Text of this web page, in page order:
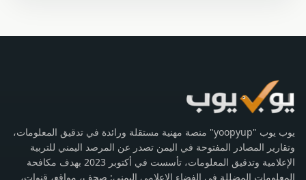
يوب يوب "yoopyup" منصة مهنية مستقلة ورائدة في تدقيق المعلومات،
وتقارير المصادر المفتوحة في اليمن تصدر عن المرصد اليمني للتربية
الإعلامية وتدقيق المعلومات، تأسست في أكتوبر 2023 بهدف مكافحة
المعلومات المضللة في الفضاء الإعلامي اليمني: صحف، مواقع، قنوات،